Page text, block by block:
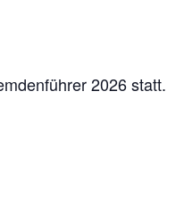
2026 statt.